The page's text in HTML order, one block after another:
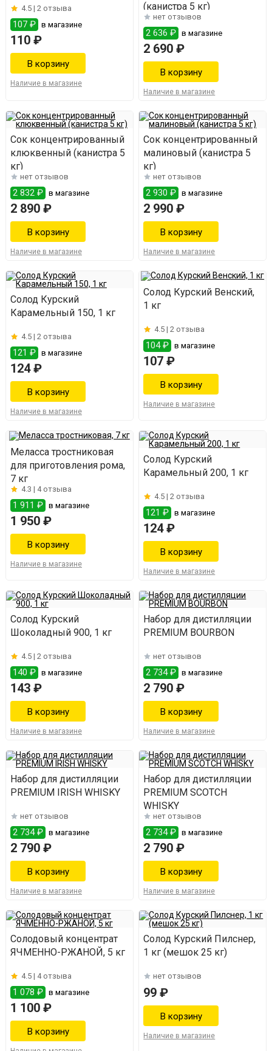
4.5 | 2 отзыва
107 ₽ в магазине
110 ₽
Наличие в магазине
(канистра 5 кг)
нет отзывов
2 636 ₽ в магазине
2 690 ₽
Наличие в магазине
Сок концентрированный
клюквенный (канистра 5
кг)
нет отзывов
2 832 ₽ в магазине
2 890 ₽
Наличие в магазине
Сок концентрированный
малиновый (канистра 5
кг)
нет отзывов
2 930 ₽ в магазине
2 990 ₽
Наличие в магазине
Солод Курский
Карамельный 150, 1 кг
4.5 | 2 отзыва
121 ₽ в магазине
124 ₽
Наличие в магазине
Солод Курский Венский,
1 кг
4.5 |2 отзыва
104 ₽ в магазине
107 ₽
Наличие в магазине
Меласса тростниковая
для приготовления рома,
7 кг
4.3 | 4 отзыва
1 911 ₽ в магазине
1 950 ₽
Наличие в магазине
Солод Курский
Карамельный 200, 1 кг
4.5 |2 отзыва
121 ₽ в магазине
124 ₽
Наличие в магазине
Солод Курский
Шоколадный 900, 1 кг
4.5 | 2 отзыва
140 ₽ в магазине
143 ₽
Наличие в магазине
Набор для дистилляции
PREMIUM BOURBON
нет отзывов
2 734 ₽ в магазине
2 790 ₽
Наличие в магазине
Набор для дистилляции
PREMIUM IRISH WHISKY
нет отзывов
2 734 ₽ в магазине
2 790 ₽
Наличие в магазине
Набор для дистилляции
PREMIUM SCOTCH
WHISKY
нет отзывов
2 734 ₽ в магазине
2 790 ₽
Наличие в магазине
Солодовый концентрат
ЯЧМЕННО-РЖАНОЙ, 5 кг
4.5 | 4 отзыва
1 078 ₽ в магазине
1 100 ₽
Солод Курский Пилснер,
1 кг (мешок 25 кг)
нет отзывов
99 ₽
Наличие в магазине